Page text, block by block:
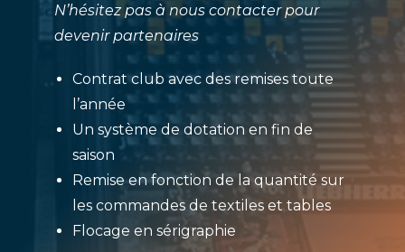
N’hésitez pas à nous contacter pour
devenir partenaires
Contrat club avec des remises toute
l’année
Un système de dotation en fin de
saison
Remise en fonction de la quantité sur
les commandes de textiles et tables
Flocage en sérigraphie